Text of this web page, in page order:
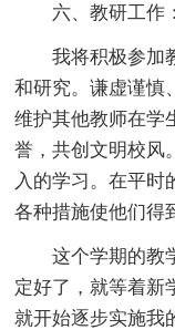
六、教研工作：
我将积极参加
和研究。谦虚谨慎
维护其他教师在学
誉，共创文明校风
入的学习。在平时
各种措施使他们得
这个学期的教
定好了，就等着新
就开始逐步实施我